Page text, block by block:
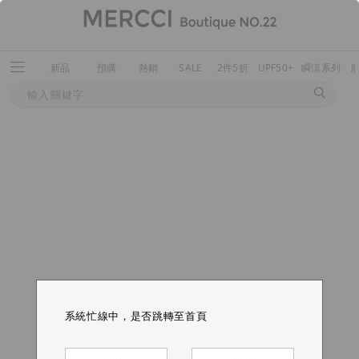
新品 預購 熱銷 SALE 2件5折 UPF50+ 瞬涼系列
系統忙線中，是否跳轉至首頁
系統忙線中，是否跳轉至首頁
系統忙線中，是否跳轉至首頁
系統忙線中，是否跳轉至首頁
系統忙線中，是否跳轉至首頁